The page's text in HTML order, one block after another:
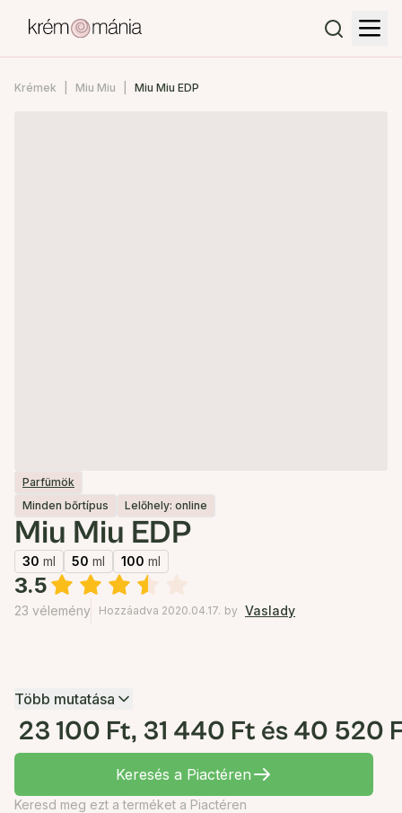
Krémek Miu Miu Miu Miu EDP
Parfümök
Minden bőrtípus
Lelőhely: online
Miu Miu EDP
30 ml 50 ml 100 ml
3.5
23 vélemény Hozzáadva 2020.04.17. by Vaslady
Több mutatása
23 100 Ft, 31 440 Ft és 40 520
Keresés a Piactéren
Keresd meg ezt a terméket a Piactéren